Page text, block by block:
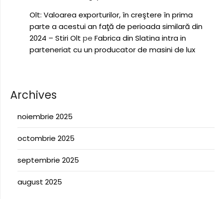
Olt: Valoarea exporturilor, în creştere în prima
parte a acestui an faţă de perioada similară din
2024 – Stiri Olt pe Fabrica din Slatina intra in
parteneriat cu un producator de masini de lux
Archives
noiembrie 2025
octombrie 2025
septembrie 2025
august 2025